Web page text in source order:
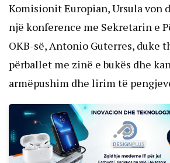
Komisionit Europian, Ursula von
një konference me Sekretarin e
OKB-së, Antonio Guterres, duke
përballet me zinë e bukës dhe
armëpushim dhe lirim të